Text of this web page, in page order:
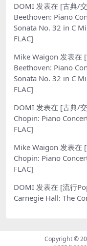
DOMI 发表在 [古典/
Beethoven: Piano
Sonata No. 32 in C
FLAC]
Mike Waigon 发表在
Beethoven: Piano
Sonata No. 32 in C
FLAC]
DOMI 发表在 [古典/
Chopin: Piano
FLAC]
Mike Waigon 发表在
Chopin: Piano
FLAC]
DOMI 发表在 [流行
Carnegie Hall: The
Copyright ©